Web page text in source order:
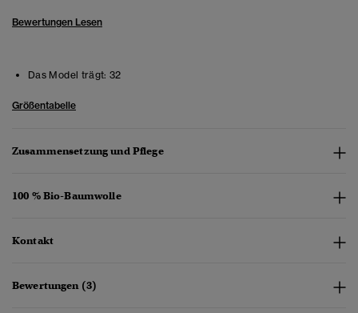
Bewertungen Lesen
Das Model trägt: 32
Größentabelle
Zusammensetzung und Pflege
100 % Bio-Baumwolle
Kontakt
Bewertungen (3)